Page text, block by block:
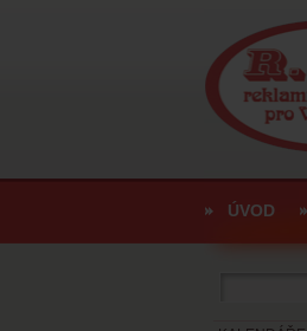
ÚVOD